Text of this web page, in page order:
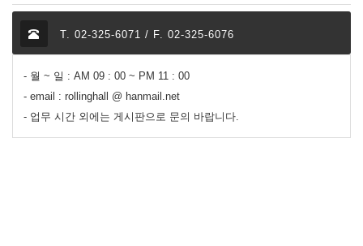
T. 02-325-6071 / F. 02-325-6076
- 월 ~ 일 : AM 09 : 00 ~ PM 11 : 00
- email : rollinghall @ hanmail.net
- 업무 시간 외에는 게시판으로 문의 바랍니다.